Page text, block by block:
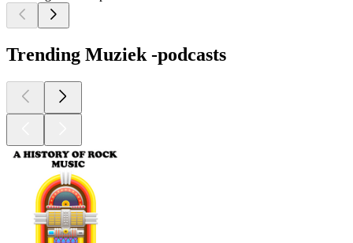
Trending Muziek -podcasts